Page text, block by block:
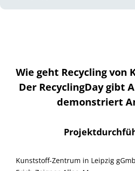
Wie geht Recycling von
Der RecyclingDay gibt
demonstriert
Kunststoff-Zentrum in Leipzig